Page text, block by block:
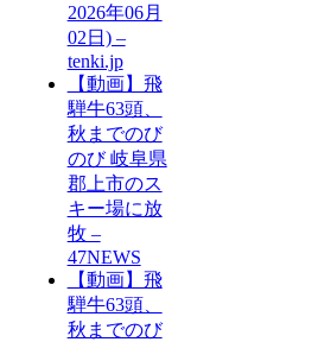
2026年06月
02日) –
tenki.jp
【動画】飛
騨牛63頭、
秋までのび
のび 岐阜県
郡上市のス
キー場に放
牧 –
47NEWS
【動画】飛
騨牛63頭、
秋までのび